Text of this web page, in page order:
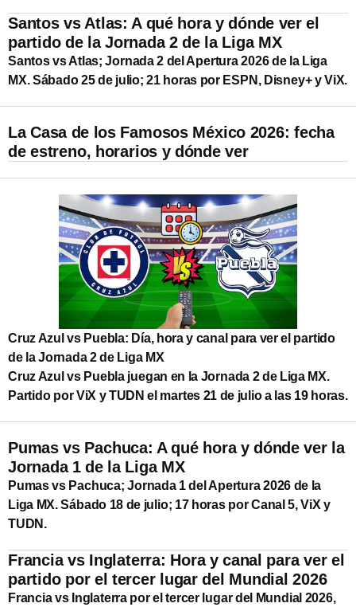
Santos vs Atlas: A qué hora y dónde ver el
partido de la Jornada 2 de la Liga MX
Santos vs Atlas; Jornada 2 del Apertura 2026 de la Liga
MX. Sábado 25 de julio; 21 horas por ESPN, Disney+ y ViX.
La Casa de los Famosos México 2026: fecha
de estreno, horarios y dónde ver
Cruz Azul vs Puebla: Día, hora y canal para ver el partido
de la Jornada 2 de Liga MX
Cruz Azul vs Puebla juegan en la Jornada 2 de Liga MX.
Partido por ViX y TUDN el martes 21 de julio a las 19 horas.
Pumas vs Pachuca: A qué hora y dónde ver la
Jornada 1 de la Liga MX
Pumas vs Pachuca; Jornada 1 del Apertura 2026 de la
Liga MX. Sábado 18 de julio; 17 horas por Canal 5, ViX y
TUDN.
Francia vs Inglaterra: Hora y canal para ver el
partido por el tercer lugar del Mundial 2026
Francia vs Inglaterra por el tercer lugar del Mundial 2026,